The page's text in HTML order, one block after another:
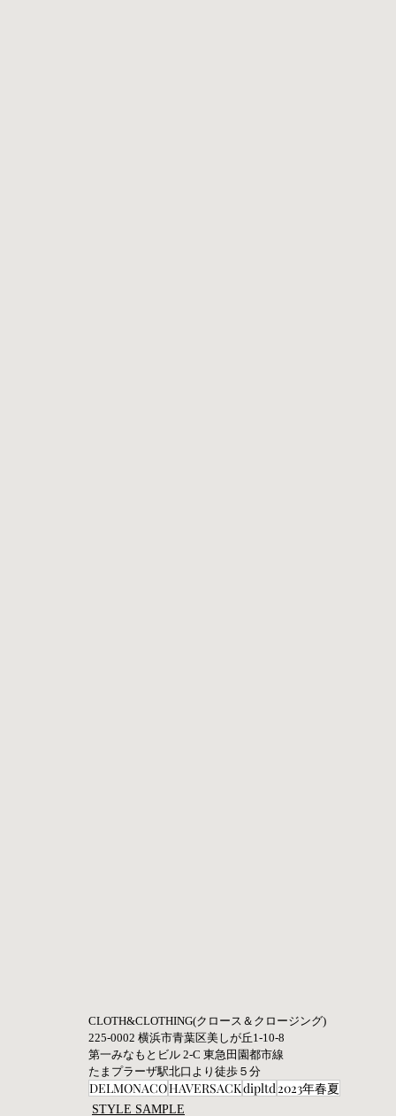
CLOTH&CLOTHING(クロース＆クロージング)
225-0002 横浜市青葉区美しが丘1-10-8
第一みなもとビル 2-C 東急田園都市線
たまプラーザ駅北口より徒歩５分
DELMONACOHAVERSACKdipltd2023年春夏
STYLE SAMPLE